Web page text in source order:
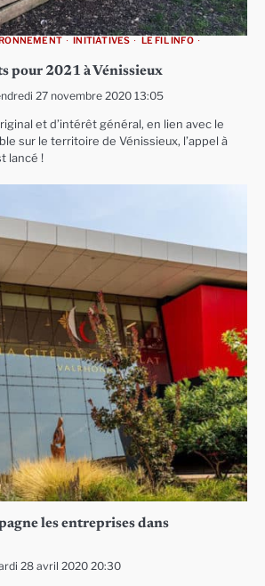
INITIATIVES
LE FIL INFO
pour 2021 à Vénissieux
27 novembre 2020 13:05
et d’intérêt général, en lien avec le
sur le territoire de Vénissieux, l’appel à
lancé !
les entreprises dans
28 avril 2020 20:30